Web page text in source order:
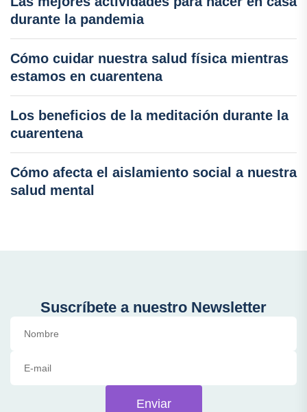
durante la pandemia
Cómo cuidar nuestra salud física mientras
estamos en cuarentena
Los beneficios de la meditación durante la
cuarentena
Cómo afecta el aislamiento social a nuestra
salud mental
Suscríbete a nuestro Newsletter
Enviar